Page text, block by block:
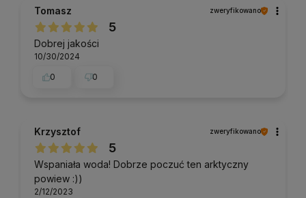
Tomasz zweryfikowano
5
Dobrej jakości
10/30/2024
0
0
Krzysztof zweryfikowano
5
Wspaniała woda! Dobrze poczuć ten arktyczny
powiew :))
2/12/2023